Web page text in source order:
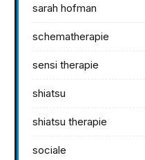
sarah hofman
schematherapie
sensi therapie
shiatsu
shiatsu therapie
sociale